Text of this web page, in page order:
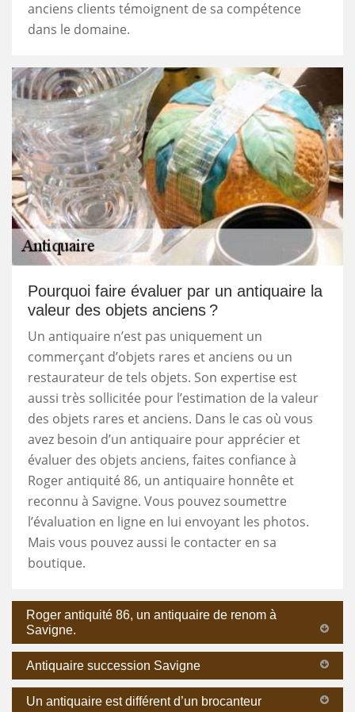
anciens clients témoignent de sa compétence
dans le domaine.
Pourquoi faire évaluer par un antiquaire la
valeur des objets anciens ?
Un antiquaire n’est pas uniquement un
commerçant d’objets rares et anciens ou un
restaurateur de tels objets. Son expertise est
aussi très sollicitée pour l’estimation de la valeur
des objets rares et anciens. Dans le cas où vous
avez besoin d’un antiquaire pour apprécier et
évaluer des objets anciens, faites confiance à
Roger antiquité 86, un antiquaire honnête et
reconnu à Savigne. Vous pouvez soumettre
l’évaluation en ligne en lui envoyant les photos.
Mais vous pouvez aussi le contacter en sa
boutique.
Roger antiquité 86, un antiquaire de renom à
Savigne.
Antiquaire succession Savigne
Un antiquaire est différent d’un brocanteur